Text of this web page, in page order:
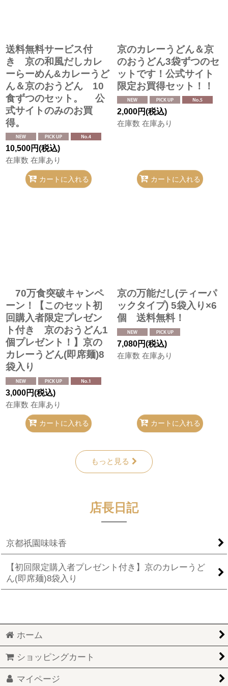
送料無料サービス付
き 京の和風だしカレ
ーらーめん&カレーうど
ん＆京のおうどん 10
食ずつのセット。 公
式サイトのみのお買
得。
10,500円(税込)
在庫数 在庫あり
カートに入れる
京のカレーうどん＆京
のおうどん3袋ずつのセ
ットです！公式サイト
限定お買得セット！！
2,000円(税込)
在庫数 在庫あり
カートに入れる
70万食突破キャンペ
ーン！【このセット初
回購入者限定プレゼン
ト付き 京のおうどん1
個プレゼント！】京の
カレーうどん(即席麺)8
袋入り
3,000円(税込)
在庫数 在庫あり
カートに入れる
京の万能だし(ティーパ
ックタイプ) 5袋入り×6
個 送料無料！
7,080円(税込)
在庫数 在庫あり
カートに入れる
もっと見る
店長日記
京都祇園味味香
【初回限定購入者プレゼント付き】京のカレーうど
ん(即席麺)8袋入り
ホーム
ショッピングカート
マイページ